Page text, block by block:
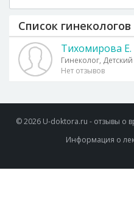
Список гинекологов
Тихомирова Е.
Гинеколог,
Нет отзывов
© 2026 U-doktora.ru - отзывы о
Информация о